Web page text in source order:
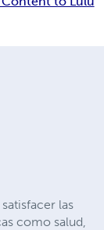
las
como salud,